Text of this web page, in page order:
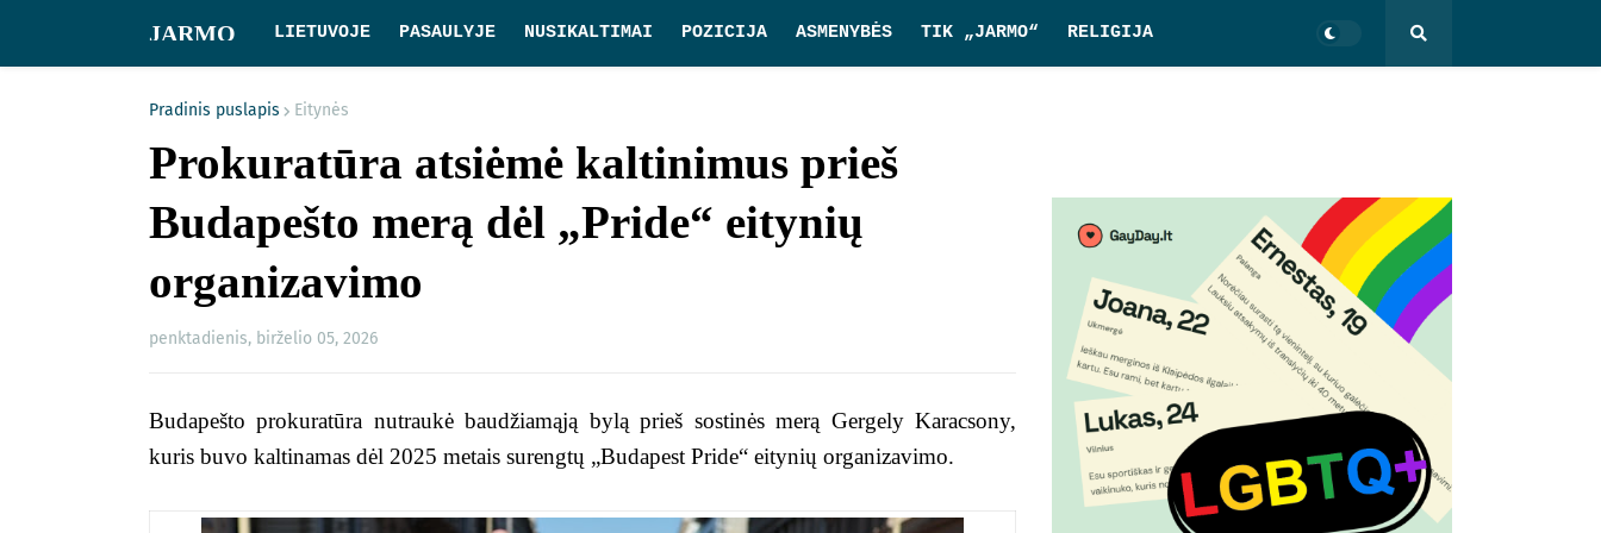
JARMO LIETUVOJE PASAULYJE NUSIKALTIMAI POZICIJA ASMENYBĖS TIK „JARMO“ RELIGIJA
Pradinis puslapis Eitynės
Prokuratūra atsiėmė kaltinimus prieš
Budapešto merą dėl „Pride“ eitynių
organizavimo
penktadienis, birželio 05, 2026
Budapešto prokuratūra nutraukė baudžiamąją bylą prieš sostinės merą Gergely Karacsony,
kuris buvo kaltinamas dėl 2025 metais surengtų „Budapest Pride“ eitynių organizavimo.